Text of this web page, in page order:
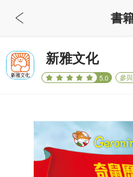
新雅文化
5.0 參
書